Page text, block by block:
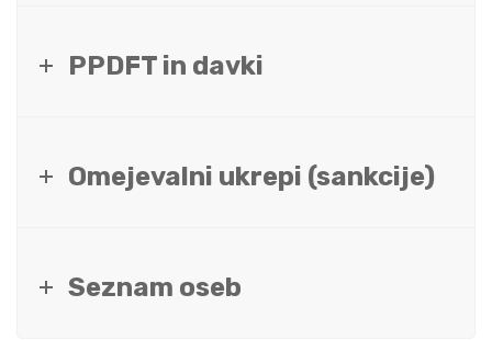
PPDFT in davki
Omejevalni ukrepi (sankcije)
Seznam oseb